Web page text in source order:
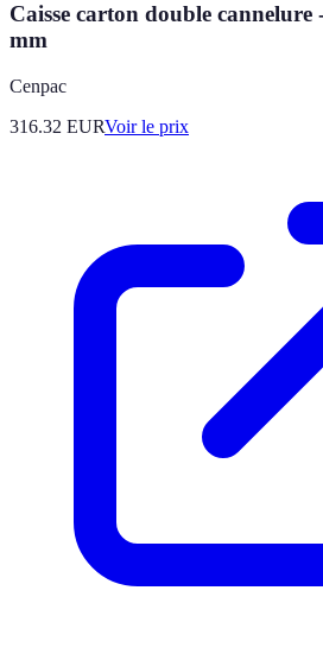
Caisse carton double cannelure
mm
Cenpac
316.32 EURVoir le prix